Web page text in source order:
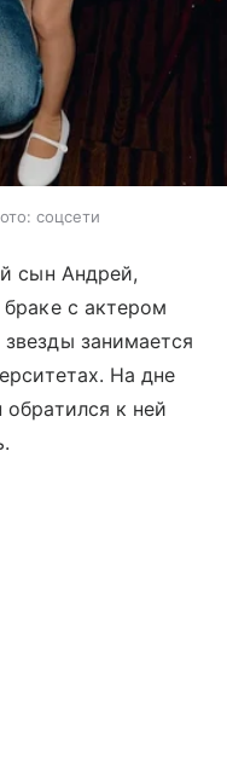
соцсети
сын Андрей,
с актером
занимается
На дне
к ней